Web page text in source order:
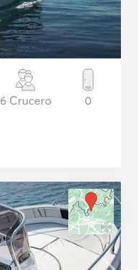
6 Crucero 0